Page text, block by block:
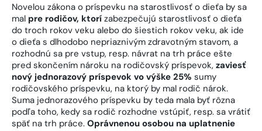
Novelou zákona o príspevku na starostlivosť o dieťa by sa
mal pre rodičov, ktorí zabezpečujú starostlivosť o dieťa
do troch rokov veku alebo do šiestich rokov veku, ak ide
o dieťa s dlhodobo nepriaznivým zdravotným stavom, a
rozhodnú sa pre vstup, resp. návrat na trh práce ešte
pred skončením nároku na rodičovský príspevok, zaviesť
nový jednorazový príspevok vo výške 25% sumy
rodičovského príspevku, na ktorý by mal rodič nárok.
Suma jednorazového príspevku by teda mala byť rôzna
podľa toho, kedy sa rodič rozhodne vstúpiť, resp. sa vrátiť
späť na trh práce. Oprávnenou osobou na uplatnenie